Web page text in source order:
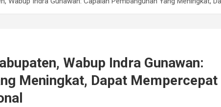
Wabup Indra Gunawan:
Meningkat, Dapat Mempercepat